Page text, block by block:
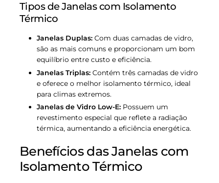
Tipos de Janelas com Isolamento
Térmico
Janelas Duplas: Com duas camadas de vidro,
são as mais comuns e proporcionam um bom
equilíbrio entre custo e eficiência.
Janelas Triplas: Contém três camadas de vidro
e oferece o melhor isolamento térmico, ideal
para climas extremos.
Janelas de Vidro Low-E: Possuem um
revestimento especial que reflete a radiação
térmica, aumentando a eficiência energética.
Benefícios das Janelas com
Isolamento Térmico